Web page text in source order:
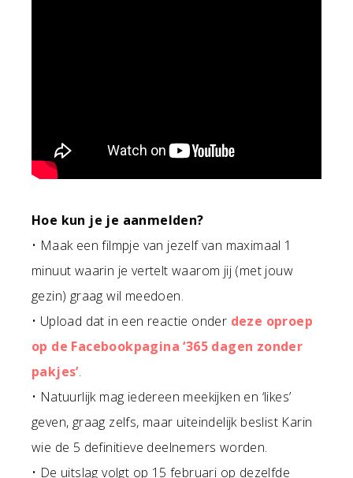
Hoe kun je je aanmelden?
• Maak een filmpje van jezelf van maximaal 1
minuut waarin je vertelt waarom jij (met jouw
gezin) graag wil meedoen.
• Upload dat in een reactie onder deze oproep
op de Facebookpagina ‘365 dagen zonder
pakjes’.
• Natuurlijk mag iedereen meekijken en ‘likes’
geven, graag zelfs, maar uiteindelijk beslist Karin
wie de 5 definitieve deelnemers worden.
• De uitslag volgt op 15 februari op dezelfde